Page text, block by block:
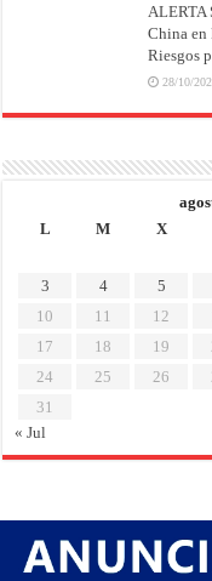
ALERTA
China en
Riesgos
28/10/
L
M X
3
4 5
10
11 12
17
18 19
24
25 26
31
« Jul